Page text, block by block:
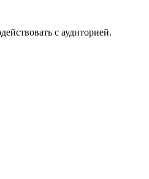
с аудиторией.